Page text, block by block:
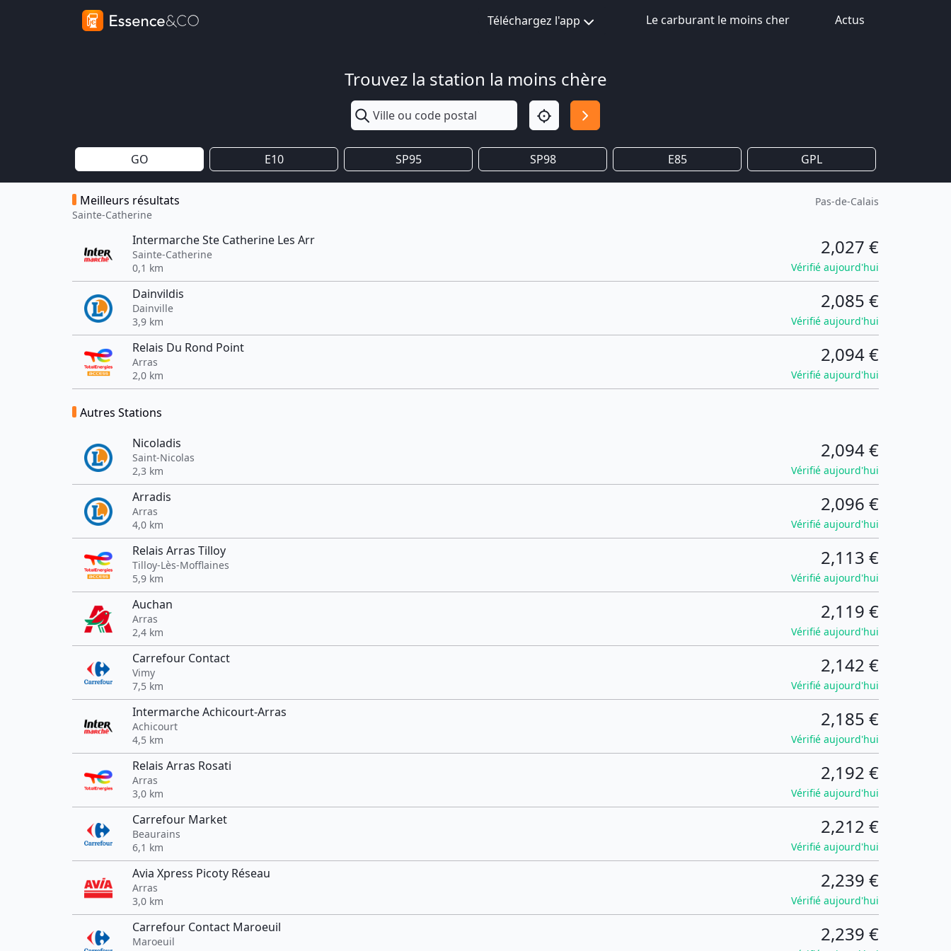
Téléchargez l'app Le carburant le moins cher Actus
Trouvez la station la moins chère
GO E10 SP95 SP98 E85 GPL
Meilleurs résultats
Sainte-Catherine
Pas-de-Calais
Intermarche Ste Catherine Les Arr
Sainte-Catherine
0,1 km
2,027 €
Vérifié aujourd'hui
Dainvildis
Dainville
3,9 km
2,085 €
Vérifié aujourd'hui
Relais Du Rond Point
Arras
2,0 km
2,094 €
Vérifié aujourd'hui
Autres Stations
Nicoladis
Saint-Nicolas
2,3 km
2,094 €
Vérifié aujourd'hui
Arradis
Arras
4,0 km
2,096 €
Vérifié aujourd'hui
Relais Arras Tilloy
Tilloy-Lès-Mofflaines
5,9 km
2,113 €
Vérifié aujourd'hui
Auchan
Arras
2,4 km
2,119 €
Vérifié aujourd'hui
Carrefour Contact
Vimy
7,5 km
2,142 €
Vérifié aujourd'hui
Intermarche Achicourt-Arras
Achicourt
4,5 km
2,185 €
Vérifié aujourd'hui
Relais Arras Rosati
Arras
3,0 km
2,192 €
Vérifié aujourd'hui
Carrefour Market
Beaurains
6,1 km
2,212 €
Vérifié aujourd'hui
Avia Xpress Picoty Réseau
Arras
3,0 km
2,239 €
Vérifié aujourd'hui
Carrefour Contact Maroeuil
Maroeuil
2,239 €